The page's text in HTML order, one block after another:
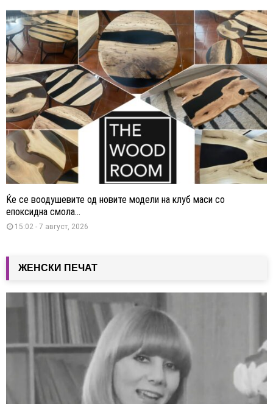
Ќе се воодушевите од новите модели на клуб маси со
епоксидна смола...
15:02 - 7 август, 2026
ЖЕНСКИ ПЕЧАТ